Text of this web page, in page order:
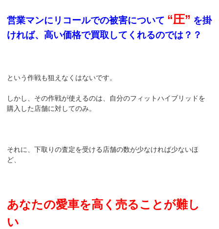
営業マンにリコールでの被害について “圧” を掛
ければ、高い価格で買取してくれるのでは？？
という作戦も狙えなくはないです。
しかし、その作戦が使えるのは、自分のフィットハイブリッドを
購入した店舗に対してのみ。
それに、下取りの査定を受ける店舗の数が少なければ少ないほ
ど、
あなたの愛車を高く売ることが難し
い